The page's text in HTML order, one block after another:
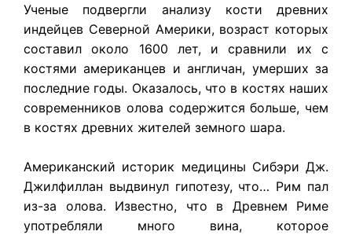
Ученые подвергли анализу кости древних
индейцев Северной Америки, возраст которых
составил около 1600 лет, и сравнили их с
костями американцев и англичан, умерших за
последние годы. Оказалось, что в костях наших
современников олова содержится больше, чем
в костях древних жителей земного шара.
Американский историк медицины Сибэри Дж.
Джилфиллан выдвинул гипотезу, что… Рим пал
из-за олова. Известно, что в Древнем Риме
употребляли много вина, которое